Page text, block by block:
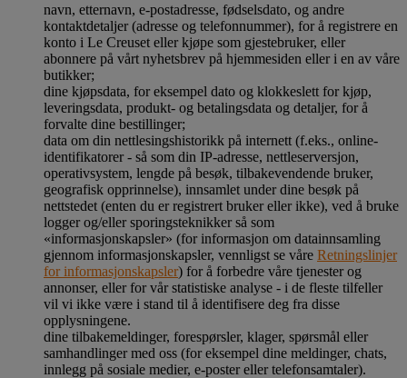
navn, etternavn, e-postadresse, fødselsdato, og andre
kontaktdetaljer (adresse og telefonnummer), for å registrere en
konto i Le Creuset eller kjøpe som gjestebruker, eller
abonnere på vårt nyhetsbrev på hjemmesiden eller i en av våre
butikker;
dine kjøpsdata, for eksempel dato og klokkeslett for kjøp,
leveringsdata, produkt- og betalingsdata og detaljer, for å
forvalte dine bestillinger;
data om din nettlesingshistorikk på internett (f.eks., online-
identifikatorer - så som din IP-adresse, nettleserversjon,
operativsystem, lengde på besøk, tilbakevendende bruker,
geografisk opprinnelse), innsamlet under dine besøk på
nettstedet (enten du er registrert bruker eller ikke), ved å bruke
logger og/eller sporingsteknikker så som
«informasjonskapsler» (for informasjon om datainnsamling
gjennom informasjonskapsler, vennligst se våre Retningslinjer
for informasjonskapsler) for å forbedre våre tjenester og
annonser, eller for vår statistiske analyse - i de fleste tilfeller
vil vi ikke være i stand til å identifisere deg fra disse
opplysningene.
dine tilbakemeldinger, forespørsler, klager, spørsmål eller
samhandlinger med oss (for eksempel dine meldinger, chats,
innlegg på sosiale medier, e-poster eller telefonsamtaler).